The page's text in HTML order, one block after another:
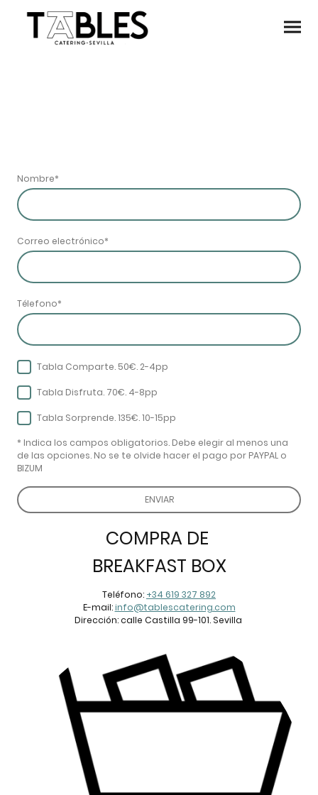
Nombre*
Correo electrónico*
Télefono*
Tabla Comparte. 50€. 2-4pp
Tabla Disfruta. 70€. 4-8pp
Tabla Sorprende. 135€. 10-15pp
* Indica los campos obligatorios. Debe elegir al menos una
de las opciones. No se te olvide hacer el pago por PAYPAL o
BIZUM
ENVIAR
COMPRA DE
BREAKFAST BOX
Teléfono: +34 619 327 892
E-mail: info@tablescatering.com
Dirección: calle Castilla 99-101. Sevilla